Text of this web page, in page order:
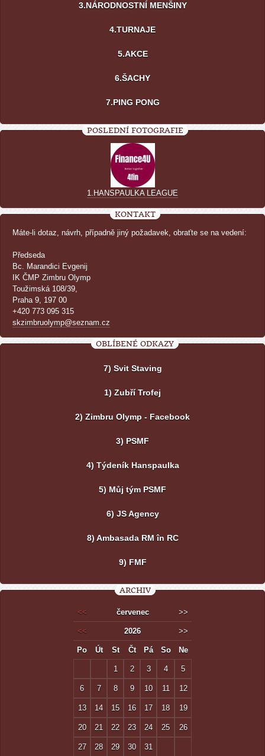
3.NÁRODNOSTNÍ MENŠINY
4.TURNAJE
5.AKCE
6.ŠACHY
7.PING PONG
POSLEDNÍ FOTOGRAFIE
1.HANSPAULKA LEAGUE
KONTAKT
Máte-li dotaz, návrh, případně jiný požadavek, obraťte se na vedení:
Předseda
Bc. Marandici Evgenij
IK ČMP Zimbru Olymp
Toužimská 108/39,
Praha 9, 197 00
+420 773 095 315
skzimbruolymp@seznam.cz
OBLÍBENÉ ODKAZY
7) Svit Staving
1) Zubří Trofej
2) Zimbru Olymp - Facebook
3) PSMF
4) Týdeník Hanspaulka
5) Můj tým PSMF
6) JS Agency
8) Ambasada RM în RC
9) FMF
ARCHIV
<< červenec >>
<< 2026 >>
Po Út St Čt Pá So Ne
1 2 3 4 5
6 7 8 9 10 11 12
13 14 15 16 17 18 19
20 21 22 23 24 25 26
27 28 29 30 31